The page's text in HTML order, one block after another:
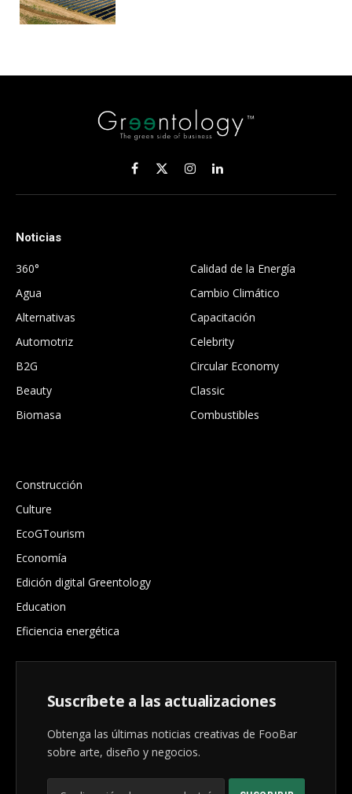
Facebook
X
(Twitter)
InstagramLinkedIn
Noticias
360°
Agua
Alternativas
Automotriz
B2G
Beauty
Biomasa
Calidad de la Energía
Cambio Climático
Capacitación
Celebrity
Circular Economy
Classic
Combustibles
Construcción
Culture
EcoGTourism
Economía
Edición digital Greentology
Education
Eficiencia energética
Suscríbete a las actualizaciones
Obtenga las últimas noticias creativas de FooBar
sobre arte, diseño y negocios.